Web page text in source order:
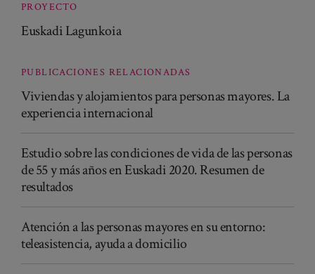
PROYECTO
Euskadi Lagunkoia
PUBLICACIONES RELACIONADAS
Viviendas y alojamientos para personas mayores. La
experiencia internacional
Estudio sobre las condiciones de vida de las personas
de 55 y más años en Euskadi 2020. Resumen de
resultados
Atención a las personas mayores en su entorno:
teleasistencia, ayuda a domicilio